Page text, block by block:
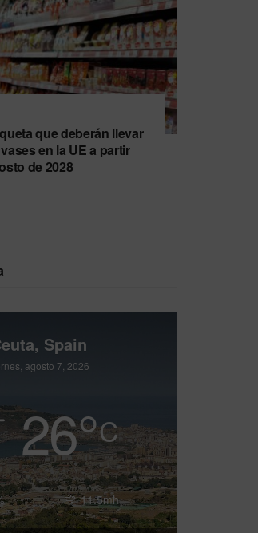
que deberán llevar
en la UE a partir
de 2028
Spain
agosto 7, 2026
26°C
11.5mh